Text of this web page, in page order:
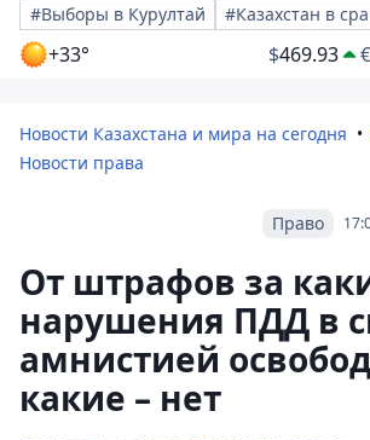
#Выборы в Курултай
#Казахстан в
+33° $469.93 €
Новости Казахстана и мира на сегодня
Новости права
Право
От штрафов за
нарушения ПДД в
амнистией
какие – нет